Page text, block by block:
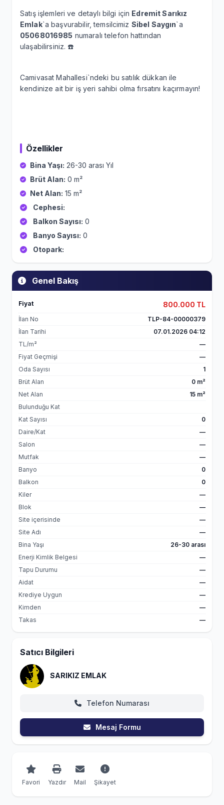
Genel Bakış
Fiyat 800.000 TL
İlan No
TLP-84-00000379
İlan Tarihi
07.01.2026 04:12
TL/m²
—
Fiyat Geçmişi
—
Oda Sayısı
1
Brüt Alan
0 m²
Net Alan
15 m²
Bulunduğu Kat
Kat Sayısı
0
Daire/Kat
—
Salon
—
Mutfak
—
Banyo
0
Balkon
0
Kiler
—
Blok
—
Site içerisinde
—
Site Adı
—
Bina Yaşı
26-30 arası
Enerji Kimlik Belgesi
—
Tapu Durumu
—
Aidat
—
Krediye Uygun
—
Kimden
—
Takas
—
Satıcı Bilgileri
SARIKIZ EMLAK
Telefon Numarası
Mesaj Formu
Favori Yazdır Mail Şikayet
Satış işlemleri ve detaylı bilgi için Edremit Sarıkız
Emlak`a başvurabilir, temsilcimiz Sibel Saygın`a
05068016985 numaralı telefon hattından
ulaşabilirsiniz. ☎️
Camivasat Mahallesi`ndeki bu satılık dükkan ile
kendinize ait bir iş yeri sahibi olma fırsatını kaçırmayın!
Özellikler
Bina Yaşı: 26-30 arası Yıl
Brüt Alan: 0 m²
Net Alan: 15 m²
Cephesi:
Balkon Sayısı: 0
Banyo Sayısı: 0
Otopark: